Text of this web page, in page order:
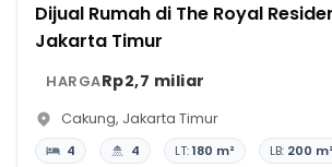
Dijual Rumah di The Royal
Jakarta Timur
HARGARp2,7 miliar
Cakung, Jakarta Timur
4 4 LT:180 m² LB: 200 m²